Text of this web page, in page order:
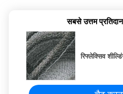
सबसे उत्तम
रिफ्लेक्सिव